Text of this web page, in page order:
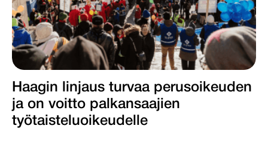
Haagin linjaus turvaa perusoikeuden
ja on voitto palkansaajien
työtaisteluoikeudelle